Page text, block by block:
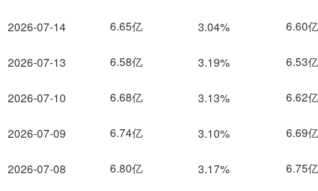
2026-07-14
2026-07-13
2026-07-10
2026-07-09
2026-07-08
6.65亿 3.04% 6.60亿
6.58亿 3.19% 6.53亿
6.68亿 3.13% 6.62亿
6.74亿 3.10% 6.69亿
6.80亿 3.17% 6.75亿